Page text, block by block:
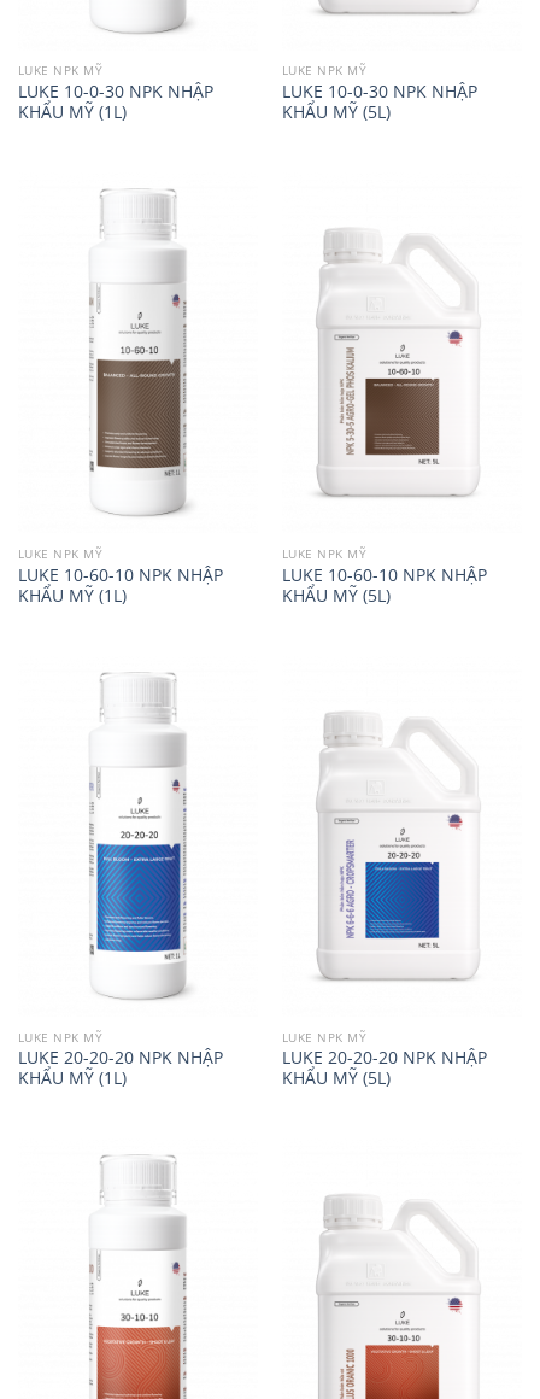
LUKE NPK MỸ
LUKE 10-0-30 NPK NHẬP
KHẨU MỸ (1L)
LUKE NPK MỸ
LUKE 10-0-30 NPK NHẬP
KHẨU MỸ (5L)
LUKE NPK MỸ
LUKE 10-60-10 NPK NHẬP
KHẨU MỸ (1L)
LUKE NPK MỸ
LUKE 10-60-10 NPK NHẬP
KHẨU MỸ (5L)
LUKE NPK MỸ
LUKE 20-20-20 NPK NHẬP
KHẨU MỸ (1L)
LUKE NPK MỸ
LUKE 20-20-20 NPK NHẬP
KHẨU MỸ (5L)